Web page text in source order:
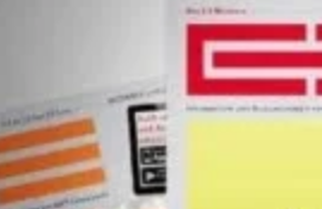
ein harmonisches Paar und
Peter Handke in der „Innenwelt